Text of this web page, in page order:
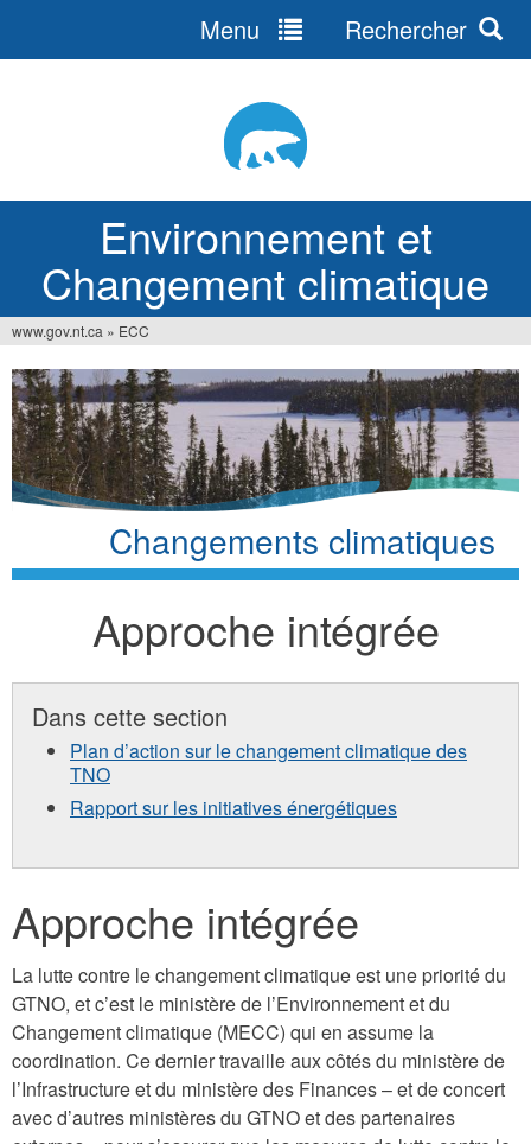
Environnement et
Changement climatique
Menu Rechercher
Vous
êtes
ici
www.gov.nt.ca » ECC
Changements climatiques
Approche intégrée
Dans cette section
Plan d’action sur le changement climatique des
TNO
Rapport sur les initiatives énergétiques
Approche intégrée
La lutte contre le changement climatique est une priorité du
GTNO, et c’est le ministère de l’Environnement et du
Changement climatique (MECC) qui en assume la
coordination. Ce dernier travaille aux côtés du ministère de
l’Infrastructure et du ministère des Finances – et de concert
avec d’autres ministères du GTNO et des partenaires